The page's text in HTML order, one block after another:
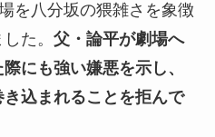
を八分坂の猥雑さを象徴
た。 父・論平が劇場へ
にも強い嫌悪を示し、
込まれることを拒んで